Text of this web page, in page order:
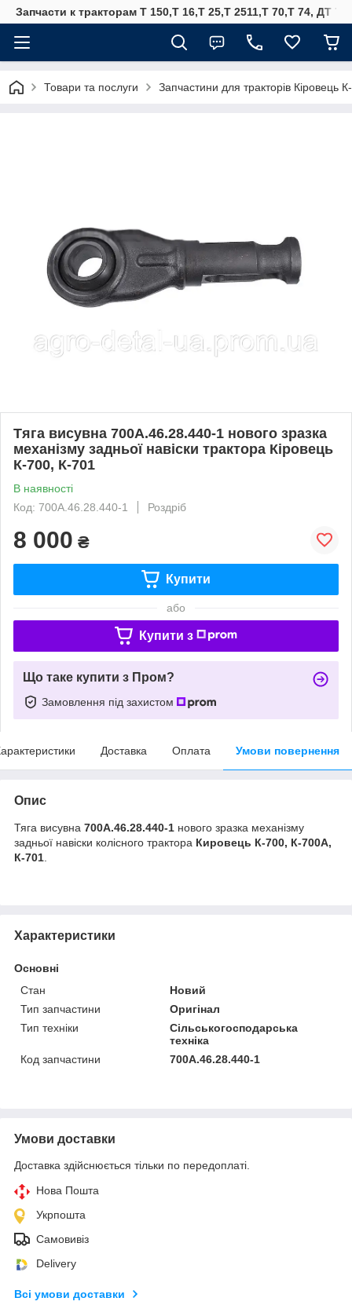
Запчасти к тракторам Т 150,Т 16,Т 25,Т 2511,Т 70,Т 74, ДТ
Товари та послуги Запчастини для тракторів Кіровець
Тяга висувна 700А.46.28.440-1 нового зразка
механізму задньої навіски трактора Кіровець
К-700, К-701
В наявності
Код: 700А.46.28.440-1
Роздріб
8 000 ₴
Купити
або
Купити з
Що таке купити з Пром?
Замовлення під захистом
Доставка Оплата Умови повернення
Опис
Тяга висувна 700А.46.28.440-1 нового зразка механізму
задньої навіски колісного трактора Кировець К-700, К-700А,
К-701
Характеристики
Основні
Стан
Новий
Тип запчастини
Оригінал
Тип техніки
Сільськогосподарська
техніка
Код запчастини
700А.46.28.440-1
Умови доставки
Доставка здійснюється тільки по передоплаті.
Нова Пошта
Укрпошта
Самовивіз
Delivery
Всі умови доставки